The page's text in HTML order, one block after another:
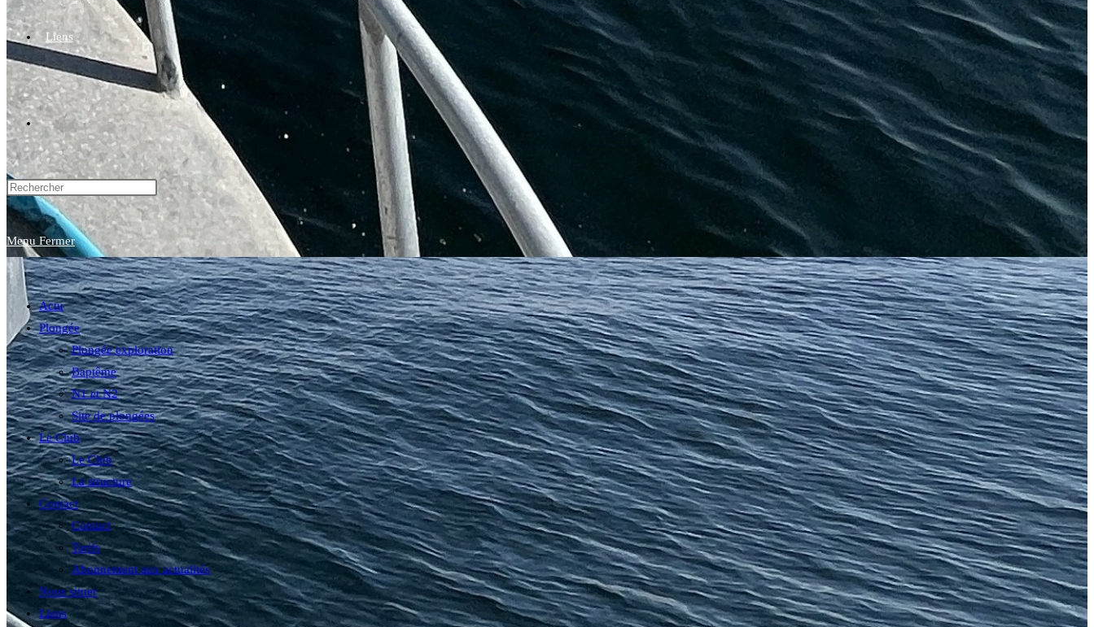
Liens
Toggle
website
search
Menu Fermer
Actu
Plongée
Plongée exploration
Baptême
N1 et N2
Site de plongées
Le Club
Le Club
La structure
Contact
Contact
Tarifs
Abonnement aux actualités
Nous situer
Liens